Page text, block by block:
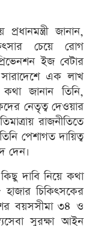
জানান,
চেয়ে রোগ
ইজ বেটার
সারাদেশে এক লাখ
কথা জানান তিনি,
নেতৃত্ব দেওয়ার
রাজনীতিতে
পেশাগত দায়িত্ব
দেন।
দাবি নিয়ে কথা
হাজার চিকিৎসকের
বয়সসীমা ৩৪ ও
সুরক্ষা আইন